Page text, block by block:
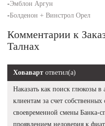
-Эмблон Аргун
-Болденон + Винстрол Орел
Комментарии к
Талнах
Ховаварт ответил(а)
Наказать как поиск глюкозы в
клиентам за счет
своевременной смены Банка-
проявлением недоверия к